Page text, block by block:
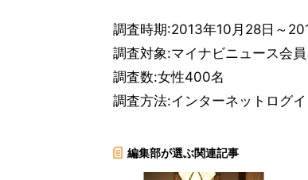
調査時期:2013年10月28日～
調査対象:マイナビニュース会員
調査数:女性400名
調査方法:インターネットログ
編集部が選ぶ関連記事